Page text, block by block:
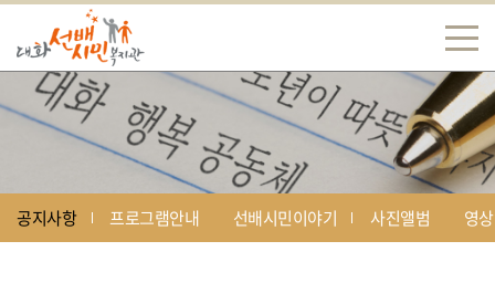
공지사항 프로그램안내 선배시민이야기 사진앨범 영